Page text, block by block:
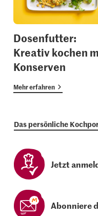
Dosenfutter:
Kreativ kochen
Konserven
Mehr erfahren
Das persönliche
Jetzt
Abonniere